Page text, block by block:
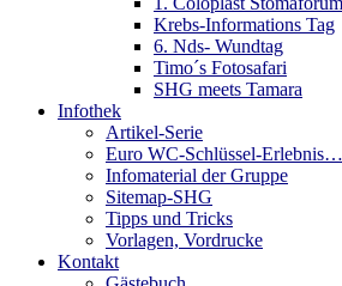
Krebs-Informations Tag
6. Nds- Wundtag
Timo´s Fotosafari
SHG meets Tamara
Infothek
Artikel-Serie
Euro WC-Schlüssel-Erlebnis…
Infomaterial der Gruppe
Sitemap-SHG
Tipps und Tricks
Vorlagen, Vordrucke
Kontakt